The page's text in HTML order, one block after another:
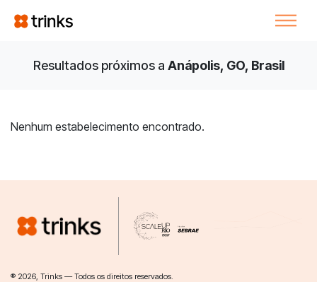
Resultados próximos a Anápolis, GO, Brasil
Nenhum estabelecimento encontrado.
® 2026, Trinks — Todos os direitos reservados.